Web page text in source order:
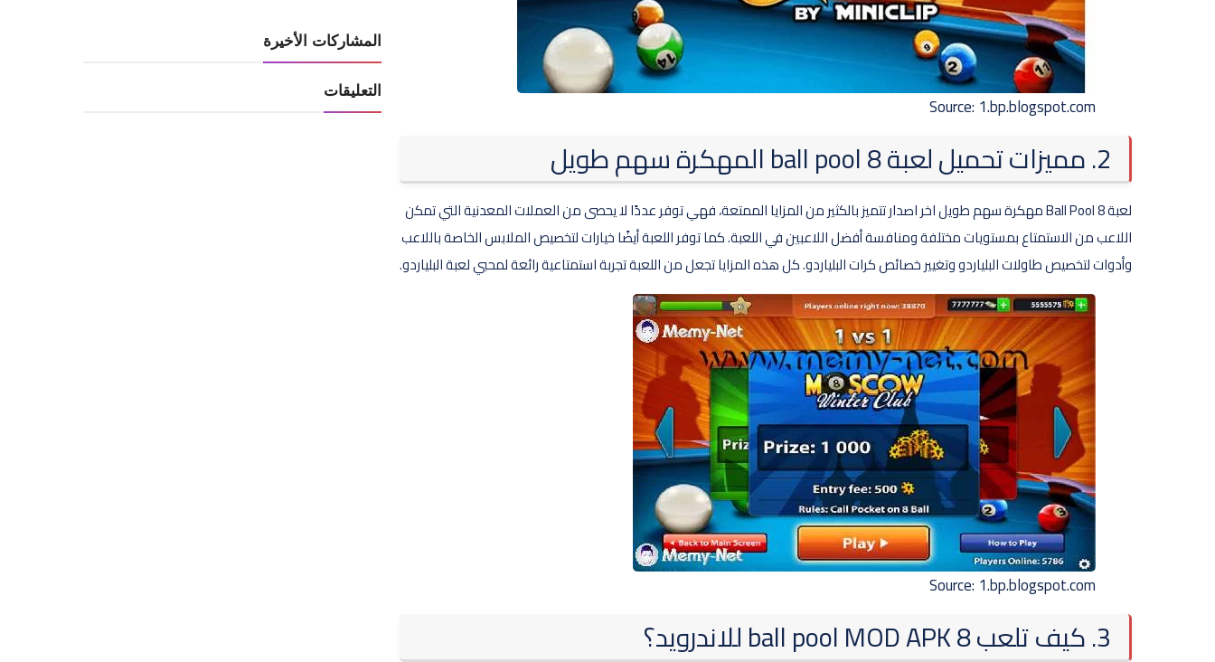
Source: 1.bp.blogspot.com
2. مميزات تحميل لعبة 8 ball pool المهكرة سهم طويل
لعبة 8 Ball Pool مهكرة سهم طويل اخر اصدار تتميز بالكثير من المزايا الممتعة، فهي توفر عددًا لا يحصى من العملات المعدنية التي تمكن
اللاعب من الاستمتاع بمستويات مختلفة ومنافسة أفضل اللاعبين في اللعبة. كما توفر اللعبة أيضًا خيارات لتخصيص الملابس الخاصة باللاعب
وأدوات لتخصيص طاولات البلياردو وتغيير خصائص كرات البلياردو. كل هذه المزايا تجعل من اللعبة تجربة استمتاعية رائعة لمحبي لعبة البلياردو.
Source: 1.bp.blogspot.com
3. كيف تلعب 8 ball pool MOD APK للاندرويد؟
المشاركات الأخيرة
التعليقات